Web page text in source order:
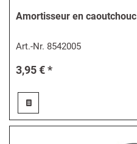
Amortisseur en
Art.-Nr. 8542005
3,95 € *